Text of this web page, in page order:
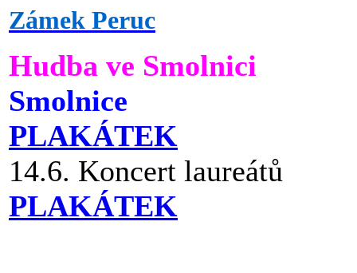
Zámek Peruc
Hudba ve Smolnici
Smolnice
PLAKÁTEK
14.6. Koncert laureátů
PLAKÁTEK